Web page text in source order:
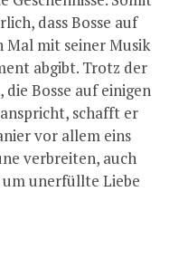
dass Bosse auf
Mal mit seiner Musik
abgibt. Trotz der
Bosse auf einigen
schafft er
vor allem eins
verbreiten, auch
um unerfüllte Liebe